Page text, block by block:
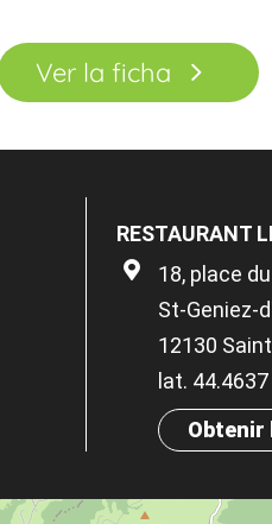
Ver la ficha
RESTAURANT
18, place
St-Geniez-
12130
lat.